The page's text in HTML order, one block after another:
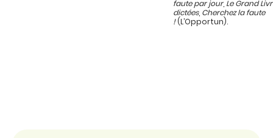
faute par jour, Le Grand
dictées, Cherchez la faute
!(L’Opportun).